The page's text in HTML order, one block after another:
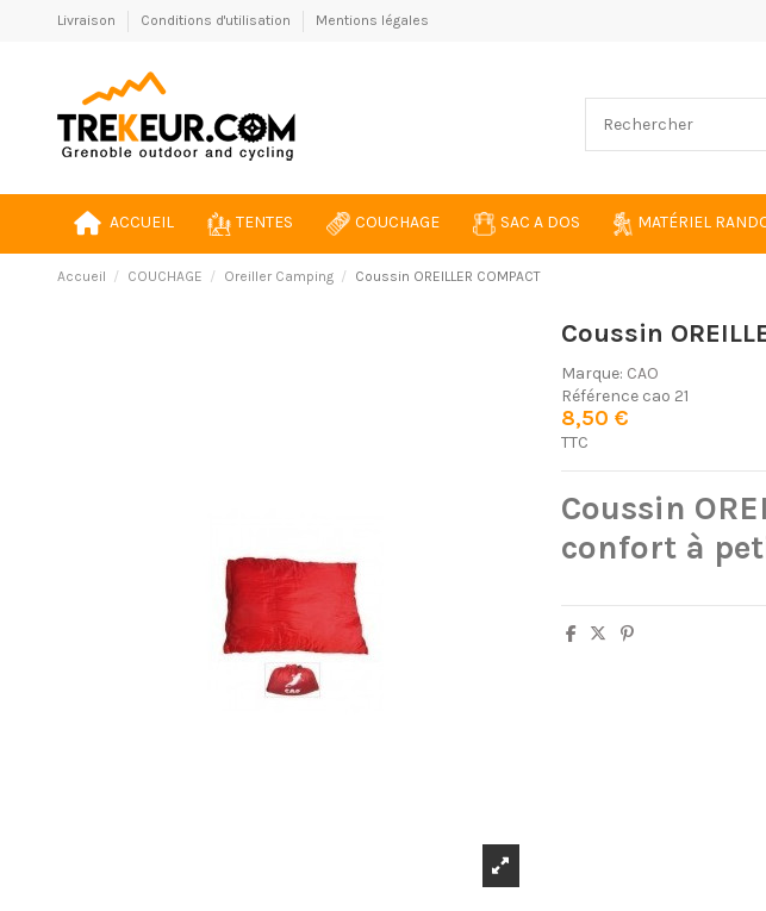
Livraison Conditions d'utilisation Mentions légales
ACCUEIL TENTES COUCHAGE SAC A DOS MATÉRIEL
Accueil COUCHAGE Oreiller Camping Coussin OREILLER COMPACT
Coussin
Marque: CAO
Référence cao 21
8,50 €
TTC
Coussin
confort à